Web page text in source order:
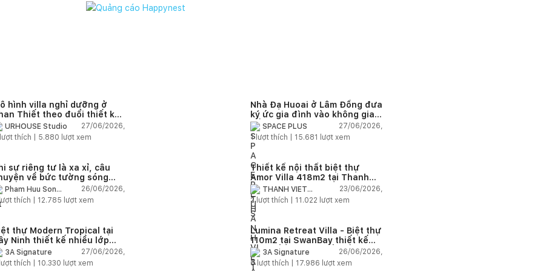
hình villa nghỉ dưỡng ở
Thiết theo đuổi thiết kế
mộc và vẻ đẹp nguyên bản
URHOUSE Studio
27/06/2026,
thích | 5.880 lượt xem
Nhà Đạ Huoai ở Lâm Đồng đưa
ký ức gia đình vào không gian
sống đương đại
SPACE PLUS
27/06/2026,
1lượt thích | 15.681 lượt xem
sự riêng tư là xa xỉ, câu
về bức tường sóng
từ 10.000 viên đá cắt
Pham Huu Son
Architects
26/06/2026,
thích | 12.785 lượt xem
Thiết kế nội thất biệt thự
Amor Villa 418m2 tại Thanh
Xuân Valley
THANH VIET
INTERIOR
23/06/2026,
2lượt thích | 11.022 lượt xem
thự Modern Tropical tại
Ninh thiết kế nhiều lớp
gian đón gió và lọc
tự nhiên
3A Signature
27/06/2026,
thích | 10.330 lượt xem
Lumina Retreat Villa - Biệt thự
110m2 tại SwanBay thiết kế
nội thất hiện đại kết nối thiên
nhiên theo phong cách nghỉ
3A Signature
26/06/2026,
6lượt thích | 17.986 lượt xem